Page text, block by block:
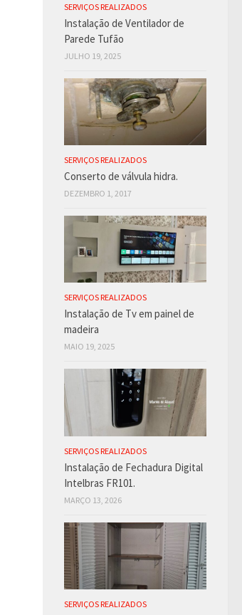
SERVIÇOS REALIZADOS
Instalação de Ventilador de
Parede Tufão
JULHO 19, 2025
SERVIÇOS REALIZADOS
Conserto de válvula hidra.
DEZEMBRO 1, 2017
SERVIÇOS REALIZADOS
Instalação de Tv em painel de
madeira
MAIO 19, 2025
SERVIÇOS REALIZADOS
Instalação de Fechadura Digital
Intelbras FR101.
MARÇO 13, 2026
SERVIÇOS REALIZADOS